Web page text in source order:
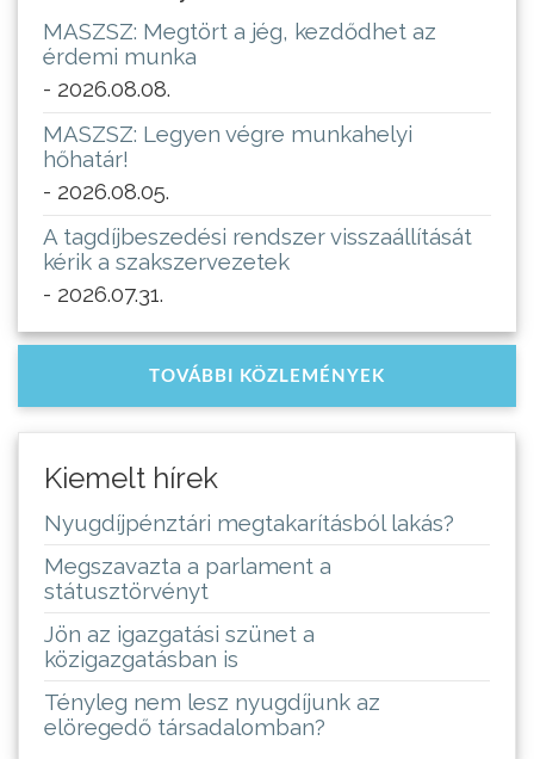
MASZSZ: Megtört a jég, kezdődhet az
érdemi munka
- 2026.08.08.
MASZSZ: Legyen végre munkahelyi
hőhatár!
- 2026.08.05.
A tagdíjbeszedési rendszer visszaállítását
kérik a szakszervezetek
- 2026.07.31.
TOVÁBBI KÖZLEMÉNYEK
Kiemelt hírek
Nyugdíjpénztári megtakarításból lakás?
Megszavazta a parlament a
státusztörvényt
Jön az igazgatási szünet a
közigazgatásban is
Tényleg nem lesz nyugdíjunk az
elöregedő társadalomban?